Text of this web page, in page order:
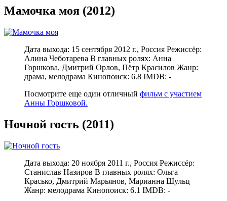
Мамочка моя (2012)
Дата выхода: 15 сентября 2012 г., Россия Режиссёр:
Алина Чеботарева В главных ролях: Анна
Горшкова, Дмитрий Орлов, Пётр Красилов Жанр:
драма, мелодрама Кинопоиск: 6.8 IMDB: -
Посмотрите еще один отличный фильм с участием
Анны Горшковой.
Ночной гость (2011)
Дата выхода: 20 ноября 2011 г., Россия Режиссёр:
Станислав Назиров В главных ролях: Ольга
Красько, Дмитрий Марьянов, Марианна Шульц
Жанр: мелодрама Кинопоиск: 6.1 IMDB: -